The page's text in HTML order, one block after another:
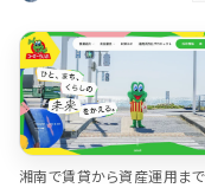
湘南で賃貸から資産運用まで